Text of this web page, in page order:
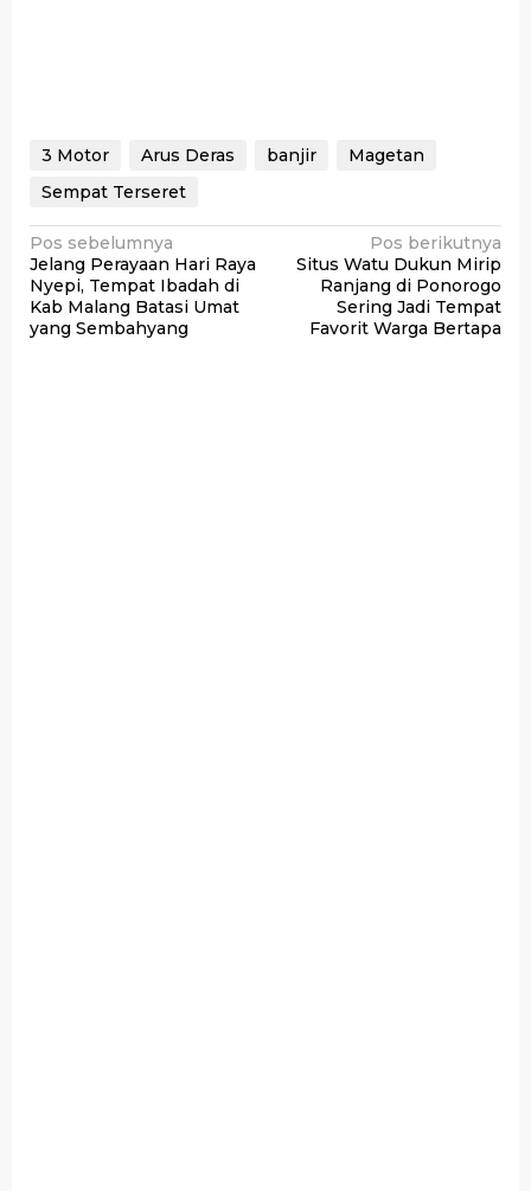
3 Motor Arus Deras banjir
Magetan
Sempat Terseret
Navigasi
pos
Pos sebelumnya
Jelang Perayaan Hari Raya
Nyepi, Tempat Ibadah di
Kab Malang Batasi Umat
yang Sembahyang
Pos berikutnya
Situs Watu Dukun Mirip
Ranjang di Ponorogo
Sering Jadi Tempat
Favorit Warga Bertapa